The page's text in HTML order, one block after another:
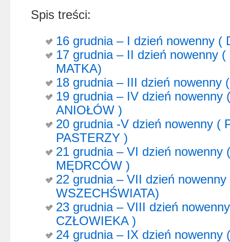
Spis treści:
16 grudnia – I dzień nowenny (
17 grudnia – II dzień nowenny
MATKA)
18 grudnia – III dzień nowenny
19 grudnia – IV dzień nowenny
ANIOŁÓW )
20 grudnia -V dzień nowenny (
PASTERZY )
21 grudnia – VI dzień nowenny
MĘDRCÓW )
22 grudnia – VII dzień
WSZECHŚWIATA)
23 grudnia – VIII dzień
CZŁOWIEKA )
24 grudnia – IX dzień nowenny